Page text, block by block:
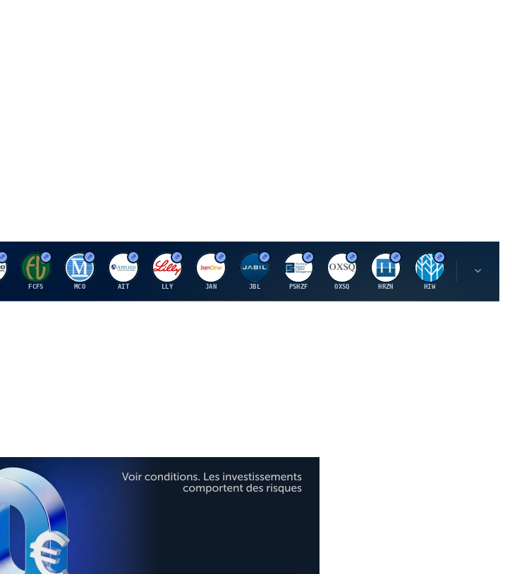
F
FCFS
M
MCO
A
AIT
E
LLY
J
JAN
J
JBL
P
PSHZF
O
OXSQ
H
HRZN
H
HIW
U